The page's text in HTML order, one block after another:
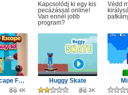
Kapcsolódj ki egy kis
pecázással online!
Van ennél jobb
program?
Védd
Squidly Escape Fall Guy 3D
4K
Huggy Skate
3K